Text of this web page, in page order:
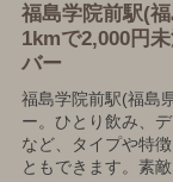
福島学院前駅(
1kmで2,000円
バー
福島学院前駅(福島
ー。ひとり飲み、
など、タイプや特
ともできます。素